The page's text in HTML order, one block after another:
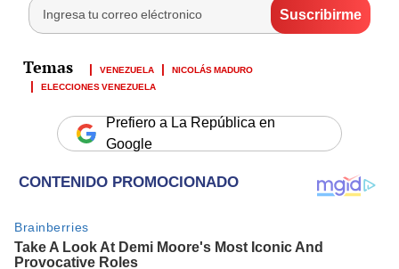
VENEZUELA
NICOLÁS MADURO
ELECCIONES VENEZUELA
Prefiero a La República en
Google